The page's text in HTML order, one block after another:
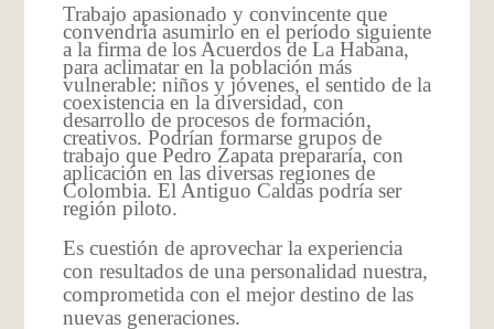
Trabajo apasionado y convincente que
convendría asumirlo en el período siguiente
a la firma de los Acuerdos de La Habana,
para aclimatar en la población más
vulnerable: niños y jóvenes, el sentido de la
coexistencia en la diversidad, con
desarrollo de procesos de formación,
creativos. Podrían formarse grupos de
trabajo que Pedro Zapata prepararía, con
aplicación en las diversas regiones de
Colombia. El Antiguo Caldas podría ser
región piloto.
Es cuestión de aprovechar la experiencia
con resultados de una personalidad nuestra,
comprometida con el mejor destino de las
nuevas generaciones.